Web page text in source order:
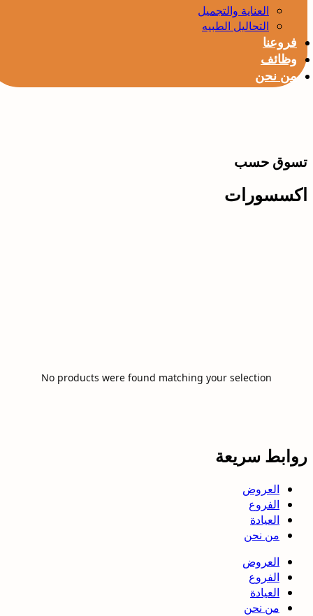
العناية والتجميل
التحاليل الطبيه
فروعنا
وظائف
من نحن
تسوق حسب
اكسسورات
No products were found matching your selection
روابط سريعة
العروض
الفروع
العيادة
من نحن
العروض
الفروع
العيادة
من نحن